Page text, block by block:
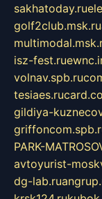
sakhatoday.ru
golf2club.msk.ru
isz-fest.ru
volnav.spb.ru
tesiaes.ru
gildiya-
PARK-
avtoyurist-
dg-lab.ru